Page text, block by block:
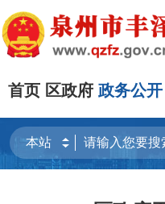
首页 区政府 政务公开